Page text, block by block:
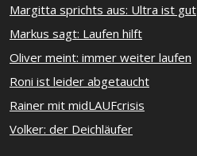
Margitta sprichts aus: Ultra ist gut
Markus sagt: Laufen hilft
Oliver meint: immer weiter laufen
Roni ist leider abgetaucht
Rainer mit midLAUFcrisis
Volker: der Deichläufer